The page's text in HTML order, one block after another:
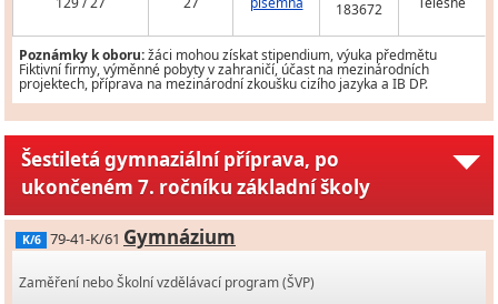
183672
Poznámky k oboru:žáci mohou získat stipendium, výuka předmětu
Fiktivní firmy, výměnné pobyty v zahraničí, účast na mezinárodních
projektech, příprava na mezinárodní zkoušku cizího jazyka a IB DP.
Šestiletá gymnaziální příprava, po
ukončeném 7. ročníku základní školy
K/6 79-41-K/61 Gymnázium
Zaměření nebo Školní vzdělávací program (ŠVP)